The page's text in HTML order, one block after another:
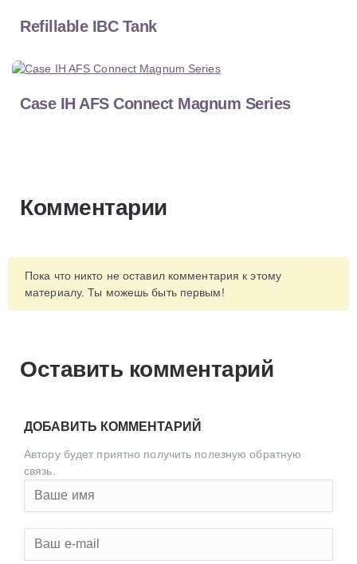
Refillable IBC Tank
Case IH AFS Connect Magnum Series
Комментарии
Пока что никто не оставил комментария к этому
материалу. Ты можешь быть первым!
Оставить комментарий
ДОБАВИТЬ КОММЕНТАРИЙ
Автору будет приятно получить полезную обратную
связь.